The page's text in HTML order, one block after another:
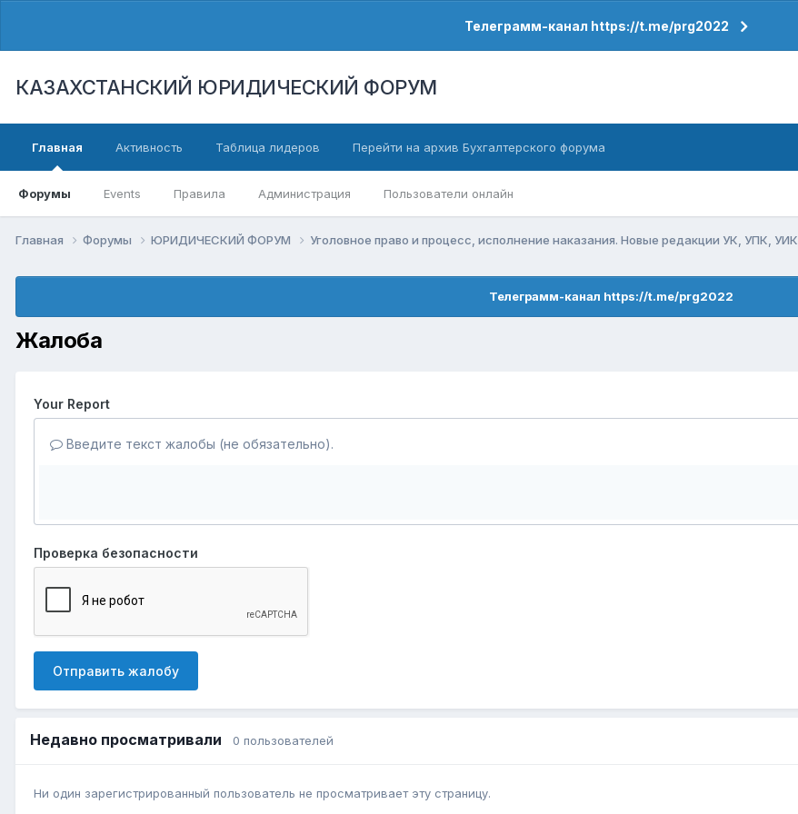
Телеграмм-канал https://t.me/prg2022
КАЗАХСТАНСКИЙ ЮРИДИЧЕСКИЙ ФОРУМ
Главная
Форумы Events Правила Администрация Пользователи онлайн
Активность Таблица лидеров Перейти на архив Бухгалтерского форума
Главная Форумы ЮРИДИЧЕСКИЙ ФОРУМ Уголовное право и процесс, исполнение наказания. Новые редакции УК, УПК, УИК
Телеграмм-канал https://t.me/prg2022
Жалоба
Your Report
Введите текст жалобы (не обязательно).
Проверка безопасности
Отправить жалобу
Недавно просматривали 0 пользователей
Ни один зарегистрированный пользователь не просматривает эту страницу.